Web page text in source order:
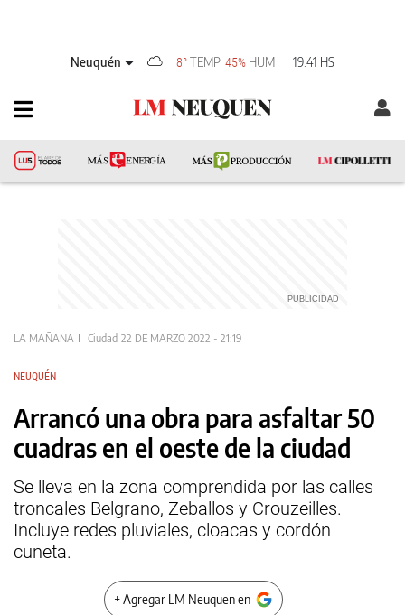
Neuquén 8° TEMP 45% HUM 19:41 HS
LA MAÑANA Ciudad 22 DE MARZO 2022 - 21:19
NEUQUÉN
Arrancó una obra para asfaltar 50
cuadras en el oeste de la ciudad
Se lleva en la zona comprendida por las calles
troncales Belgrano, Zeballos y Crouzeilles.
Incluye redes pluviales, cloacas y cordón
cuneta.
+ Agregar LM Neuquen en